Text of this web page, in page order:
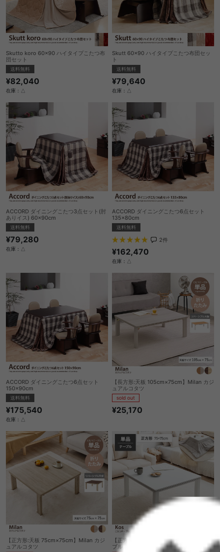
Skutto koro 60×90 ハイタイプこたつ布
団セット
送料無料
¥82,040
在庫：△
Skutt 60×90 ハイタイプこたつ布団セッ
ト
送料無料
¥79,640
在庫：△
ACCORD ダイニングこたつ3点セット(肘
ありイス) 60×90cm
送料無料
¥79,280
在庫：△
ACCORD ダイニングこたつ6点セット
135×80cm
送料無料
2件
¥162,470
在庫：△
ACCORD ダイニングこたつ6点セット
150×90cm
送料無料
¥175,540
在庫：△
【長方形:天板 105cm×75cm】Milan カジ
ュアルコタツ
sold out
¥25,170
【正方形:天板 75cm×75cm】Milan カジ
ュアルコタツ
【正方形:天板 75cm×75cm】こたつテー
ブル